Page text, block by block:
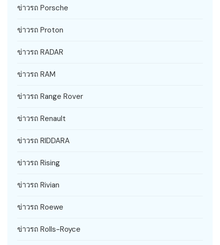
ข่าวรถ Porsche
ข่าวรถ Proton
ข่าวรถ RADAR
ข่าวรถ RAM
ข่าวรถ Range Rover
ข่าวรถ Renault
ข่าวรถ RIDDARA
ข่าวรถ Rising
ข่าวรถ Rivian
ข่าวรถ Roewe
ข่าวรถ Rolls-Royce